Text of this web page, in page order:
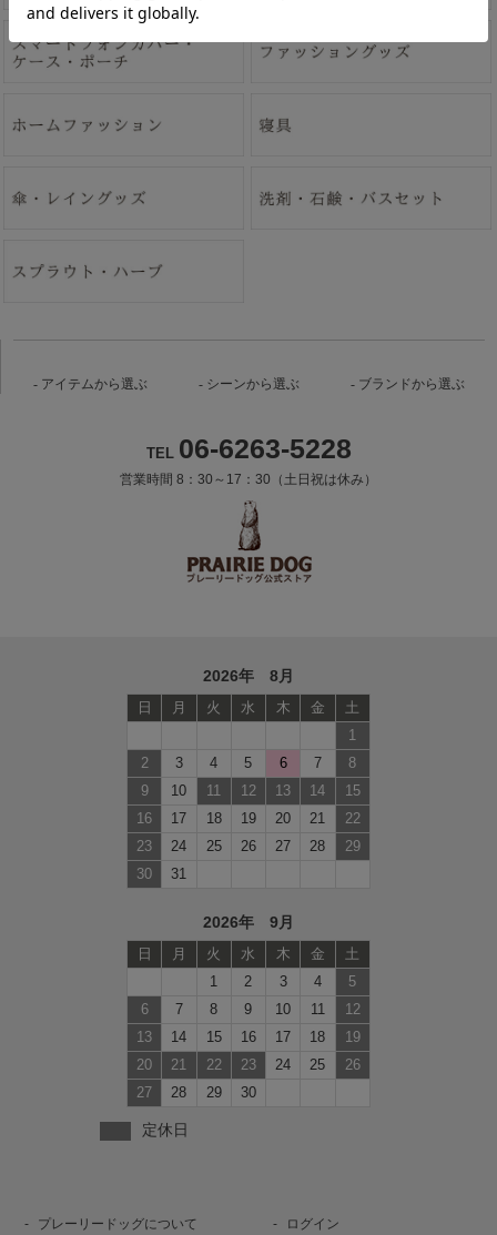
アイテムから選ぶ シーンから選ぶ ブランドから選ぶ
TEL 06-6263-5228
営業時間 8：30～17：30（土日祝は休み）
2026年 8月
日 月 火 水 木 金
土
1
2
3 4 5 6 7
8
9
10 11 12 13 14
15
16
17 18 19 20 21
22
23
24 25 26 27 28
29
30
31
2026年 9月
日 月 火 水 木 金
土
1
2 3 4
5
6
7 8 9 10 11
12
13
14 15 16 17 18
19
20
21 22 23 24 25
26
27
28 29 30
定休日
プレーリードッグについて ログイン